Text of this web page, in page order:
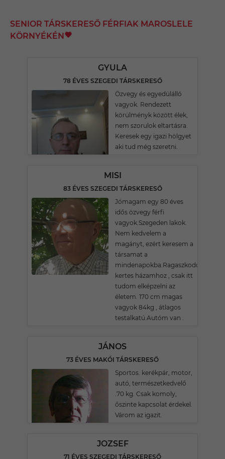
SENIOR TÁRSKERESŐ FÉRFIAK MAROSLELE
KÖRNYÉKÉN
GYULA
78 ÉVES SZEGEDI TÁRSKERESŐ
Özvegy és egyedülálló
vagyok. Rendezett
körülményk között élek,
nem szorulok eltartásra.
Keresek egy igazi hölgyet
aki tud még szeretni.
MISI
83 ÉVES SZEGEDI TÁRSKERESŐ
Jómagam egy 80 éves
idős özvegy férfi
vagyok.Szegeden lakok.
Nem kedvelem a
magányt, ezért keresem a
társamat a
mindenapokba.Ragaszkodom
kertes házamhoz , csak itt
tudom elképzelni az
életem. 170 cm magas
vagyok 84kg , átlagos
testalkatú.Autóm van .
JÁNOS
73 ÉVES MAKÓI TÁRSKERESŐ
Sportos. kerékpár, motor,
autó, természetkedvelő
.70 kg. Csak komoly,
őszinte kapcsolat érdekel.
Várom az igazit.
JOZSEF
71 ÉVES SZEGEDI TÁRSKERESŐ